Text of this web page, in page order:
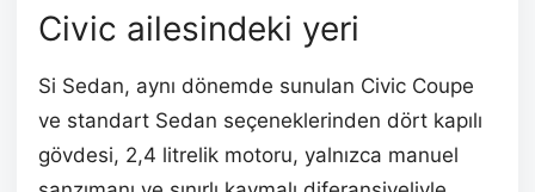
Civic ailesindeki yeri
Si Sedan, aynı dönemde sunulan Civic Coupe
ve standart Sedan seçeneklerinden dört kapılı
gövdesi, 2,4 litrelik motoru, yalnızca manuel